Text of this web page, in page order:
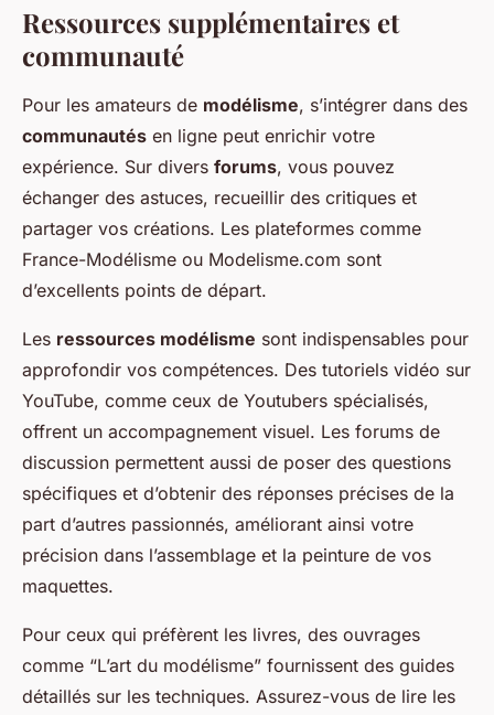
Ressources supplémentaires et
communauté
Pour les amateurs de modélisme, s’intégrer dans des
communautés en ligne peut enrichir votre
expérience. Sur divers forums, vous pouvez
échanger des astuces, recueillir des critiques et
partager vos créations. Les plateformes comme
France-Modélisme ou Modelisme.com sont
d’excellents points de départ.
Les ressources modélisme sont indispensables pour
approfondir vos compétences. Des tutoriels vidéo sur
YouTube, comme ceux de Youtubers spécialisés,
offrent un accompagnement visuel. Les forums de
discussion permettent aussi de poser des questions
spécifiques et d’obtenir des réponses précises de la
part d’autres passionnés, améliorant ainsi votre
précision dans l’assemblage et la peinture de vos
maquettes.
Pour ceux qui préfèrent les livres, des ouvrages
comme “L’art du modélisme” fournissent des guides
détaillés sur les techniques. Assurez-vous de lire les